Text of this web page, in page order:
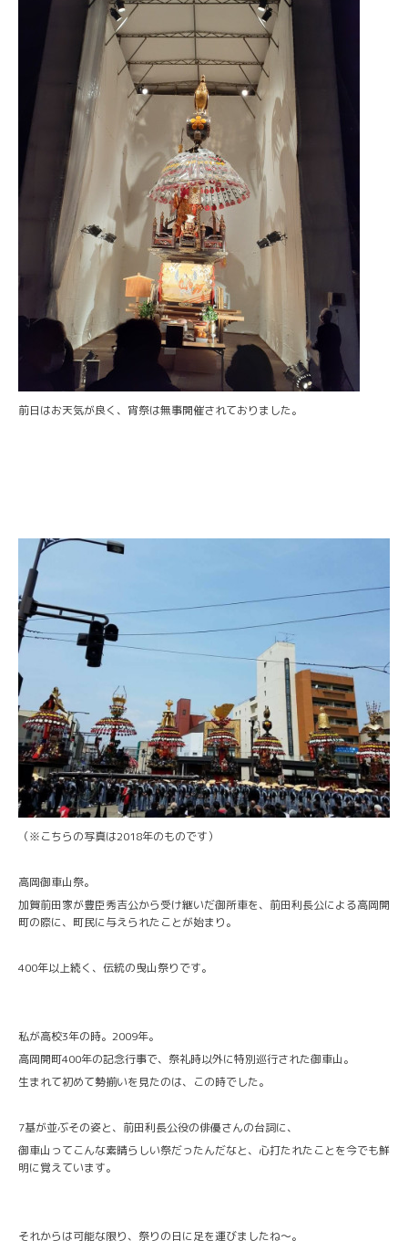
前日はお天気が良く、宵祭は無事開催されておりました。
（※こちらの写真は2018年のものです）
高岡御車山祭。
加賀前田家が豊臣秀吉公から受け継いだ御所車を、前田利長公による高岡開
町の際に、町民に与えられたことが始まり。
400年以上続く、伝統の曳山祭りです。
私が高校3年の時。2009年。
高岡開町400年の記念行事で、祭礼時以外に特別巡行された御車山。
生まれて初めて勢揃いを見たのは、この時でした。
7基が並ぶその姿と、前田利長公役の俳優さんの台詞に、
御車山ってこんな素晴らしい祭だったんだなと、心打たれたことを今でも鮮
明に覚えています。
それからは可能な限り、祭りの日に足を運びましたね〜。